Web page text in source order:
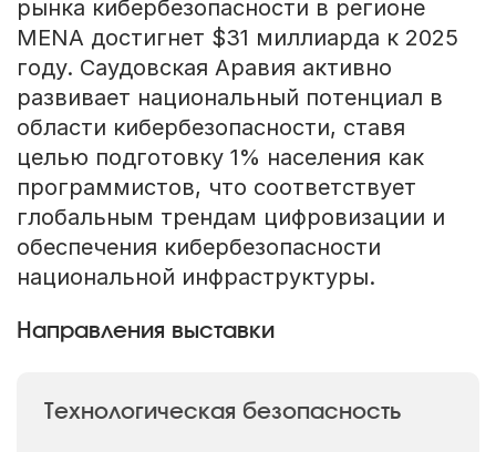
рынка кибербезопасности в регионе
MENA достигнет $31 миллиарда к 2025
году. Саудовская Аравия активно
развивает национальный потенциал в
области кибербезопасности, ставя
целью подготовку 1% населения как
программистов, что соответствует
глобальным трендам цифровизации и
обеспечения кибербезопасности
национальной инфраструктуры.
Направления выставки
Технологическая безопасность